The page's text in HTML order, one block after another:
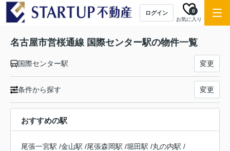
ログイン
お気に入り
0
名古屋市営桜通線 国際センター駅の物件一覧
国際センター駅 変更
条件から探す 変更
おすすめの駅
尾張一宮駅 /金山駅 /尾張森岡駅 /堀田駅 /丸の内駅 /